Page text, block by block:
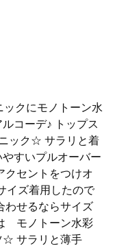
クにモノトーン水
コーデ♪ トップス
ック☆ サラリと着
すいプルオーバー
セントをつけオ
イズ着用したので
わせるならサイズ
モノトーン水彩
☆ サラリと薄手